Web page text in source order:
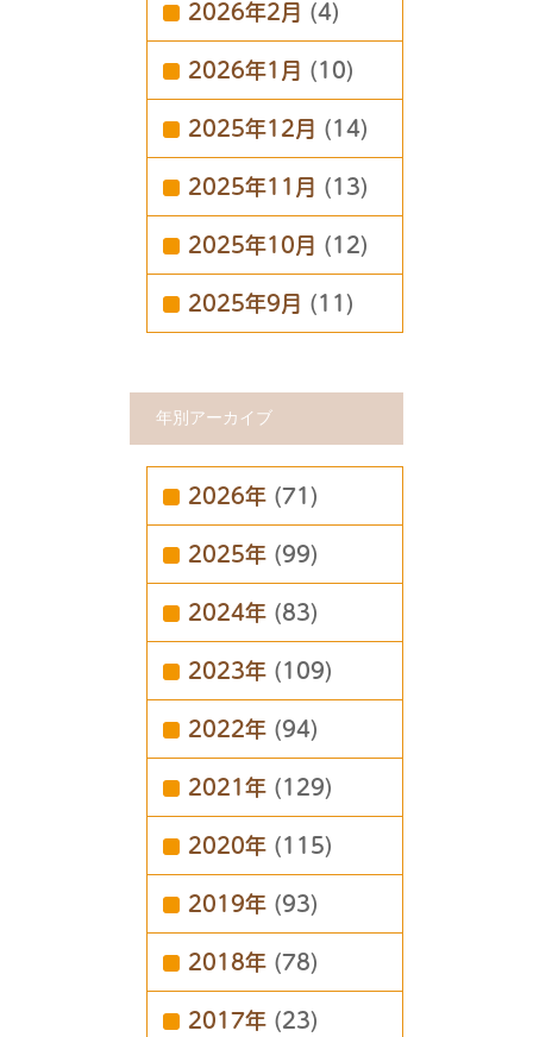
2026年2月 (4)
2026年1月 (10)
2025年12月 (14)
2025年11月 (13)
2025年10月 (12)
2025年9月 (11)
年別アーカイブ
2026年 (71)
2025年 (99)
2024年 (83)
2023年 (109)
2022年 (94)
2021年 (129)
2020年 (115)
2019年 (93)
2018年 (78)
2017年 (23)